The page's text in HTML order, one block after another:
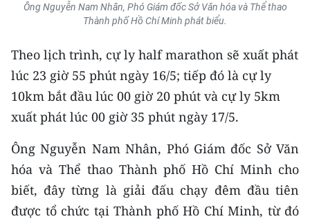
Media Xã hội
Media Pháp luật
Media Du lịch
Media Thế giới
Media Thể thao
Media Giáo dục
Media Y tế
Ông Nguyễn Nam Nhân, Phó Giám đốc Sở Văn hóa và Thể thao
Thành phố Hồ Chí Minh phát biểu.
Theo lịch trình, cự ly half marathon sẽ xuất phát
lúc 23 giờ 55 phút ngày 16/5; tiếp đó là cự ly
10km bắt đầu lúc 00 giờ 20 phút và cự ly 5km
xuất phát lúc 00 giờ 35 phút ngày 17/5.
Ông Nguyễn Nam Nhân, Phó Giám đốc Sở Văn
hóa và Thể thao Thành phố Hồ Chí Minh cho
biết, đây từng là giải đấu chạy đêm đầu tiên
được tổ chức tại Thành phố Hồ Chí Minh, từ đó